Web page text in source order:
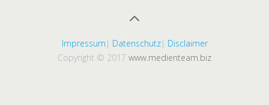
Impressum | Datenschutz| Disclaimer
Copyright © 2017 www.medienteam.biz